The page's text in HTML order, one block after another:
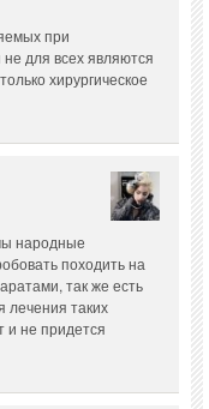
при
для всех являются
хирургическое
народные
походить на
так же есть
лечения таких
и не придется